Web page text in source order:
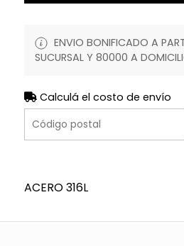
ENVIO BONIFICADO A
SUCURSAL Y 80000 A
Calculá el costo de envío
ACERO 316L